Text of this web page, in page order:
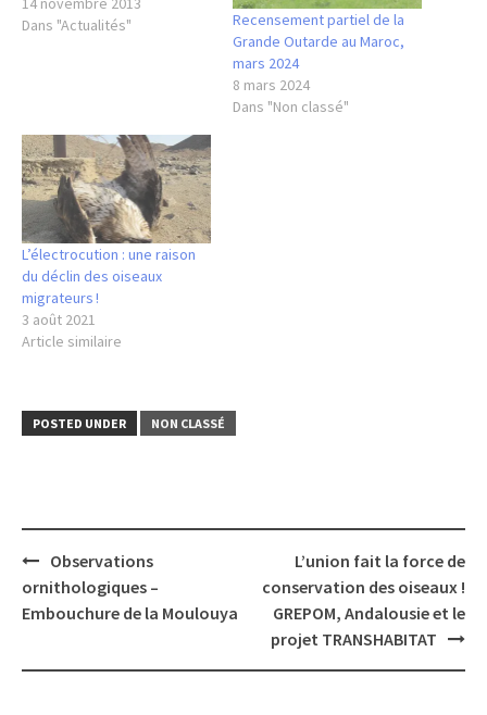
Dans "Actualités"
Recensement partiel de la
Grande Outarde au Maroc,
mars 2024
8 mars 2024
Dans "Non classé"
L’électrocution : une raison
du déclin des oiseaux
migrateurs !
3 août 2021
Article similaire
POSTED UNDER NON CLASSÉ
Post
navigation
Observations
ornithologiques –
Embouchure de la Moulouya
L’union fait la force de
conservation des oiseaux !
GREPOM, Andalousie et le
projet TRANSHABITAT